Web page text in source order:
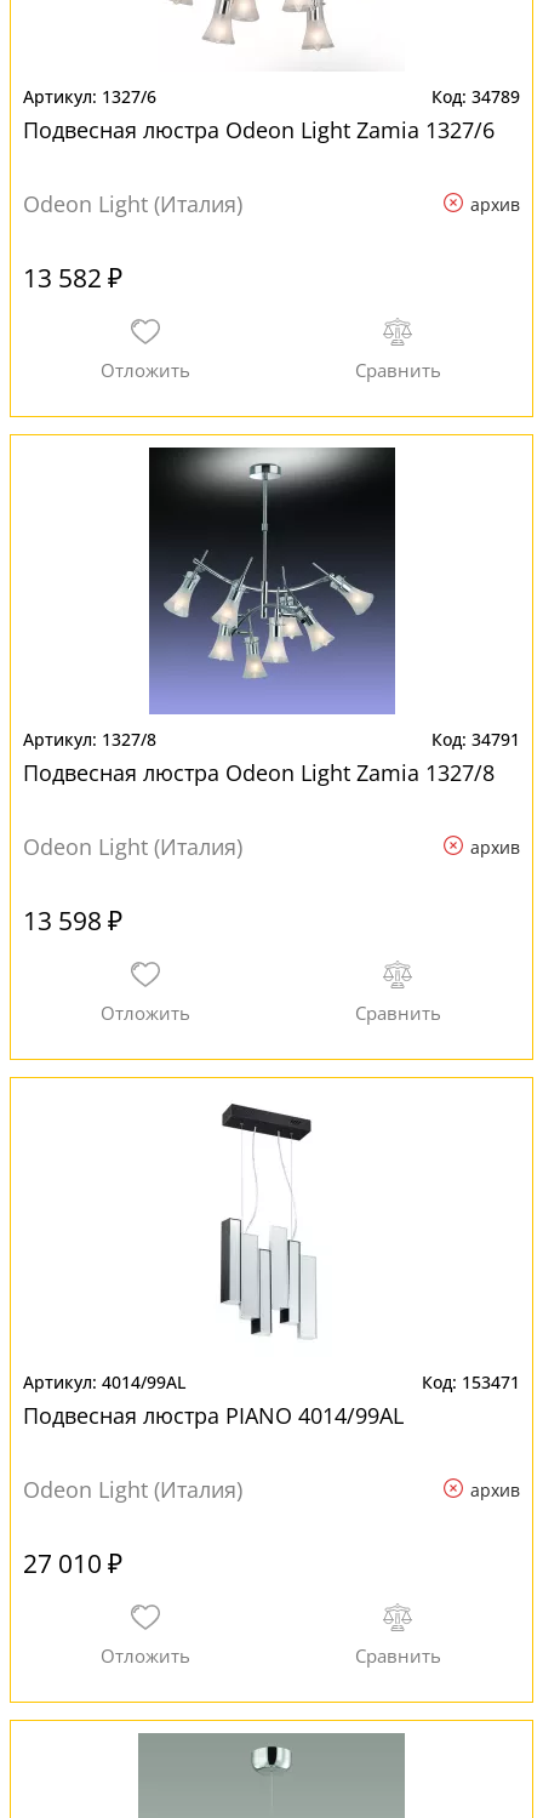
1327/6 34789
Подвесная люстра Odeon Light Zamia 1327/6
Odeon Light (Италия) архив
13 582 ₽
1327/8 34791
Подвесная люстра Odeon Light Zamia 1327/8
Odeon Light (Италия) архив
13 598 ₽
4014/99AL 153471
Подвесная люстра PIANO 4014/99AL
Odeon Light (Италия) архив
27 010 ₽